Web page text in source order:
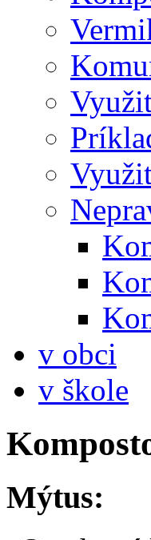
v obci
v škole
Mýtus: